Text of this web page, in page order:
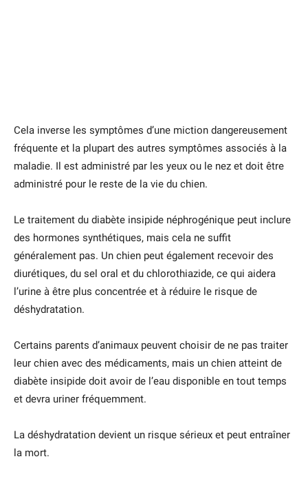
Cela inverse les symptômes d’une miction dangereusement
fréquente et la plupart des autres symptômes associés à la
maladie. Il est administré par les yeux ou le nez et doit être
administré pour le reste de la vie du chien.
Le traitement du diabète insipide néphrogénique peut inclure
des hormones synthétiques, mais cela ne suffit
généralement pas. Un chien peut également recevoir des
diurétiques, du sel oral et du chlorothiazide, ce qui aidera
l’urine à être plus concentrée et à réduire le risque de
déshydratation.
Certains parents d’animaux peuvent choisir de ne pas traiter
leur chien avec des médicaments, mais un chien atteint de
diabète insipide doit avoir de l’eau disponible en tout temps
et devra uriner fréquemment.
La déshydratation devient un risque sérieux et peut entraîner
la mort.